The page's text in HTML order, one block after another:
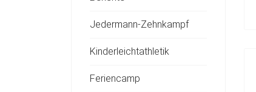
Jedermann-Zehnkampf
Kinderleichtathletik
Feriencamp